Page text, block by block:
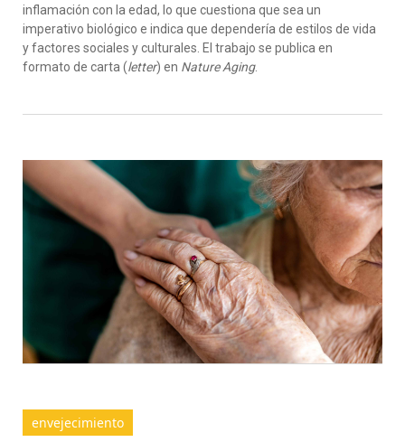
inflamación con la edad, lo que cuestiona que sea un
imperativo biológico e indica que dependería de estilos de vida
y factores sociales y culturales. El trabajo se publica en
formato de carta (letter) en Nature Aging.
envejecimiento